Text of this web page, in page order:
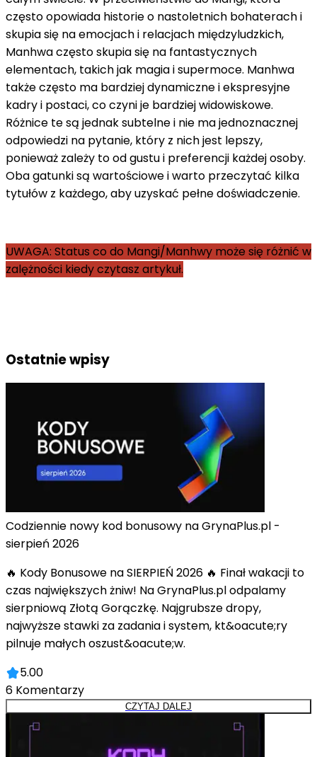
często opowiada historie o nastoletnich bohaterach i
skupia się na emocjach i relacjach międzyludzkich,
Manhwa często skupia się na fantastycznych
elementach, takich jak magia i supermoce. Manhwa
także często ma bardziej dynamiczne i ekspresyjne
kadry i postaci, co czyni je bardziej widowiskowe.
Różnice te są jednak subtelne i nie ma jednoznacznej
odpowiedzi na pytanie, który z nich jest lepszy,
ponieważ zależy to od gustu i preferencji każdej osoby.
Oba gatunki są wartościowe i warto przeczytać kilka
tytułów z każdego, aby uzyskać pełne doświadczenie.
UWAGA: Status co do Mangi/Manhwy może się różnić w
zalężności kiedy czytasz artykuł.
Ostatnie wpisy
Codziennie nowy kod bonusowy na GrynaPlus.pl -
sierpień 2026
🔥 Kody Bonusowe na SIERPIEŃ 2026 🔥 Finał wakacji to
czas największych żniw! Na GrynaPlus.pl odpalamy
sierpniową Złotą Gorączkę. Najgrubsze dropy,
najwyższe stawki za zadania i system, kt&oacute;ry
pilnuje małych oszust&oacute;w.
5.00
6 Komentarzy
CZYTAJ DALEJ